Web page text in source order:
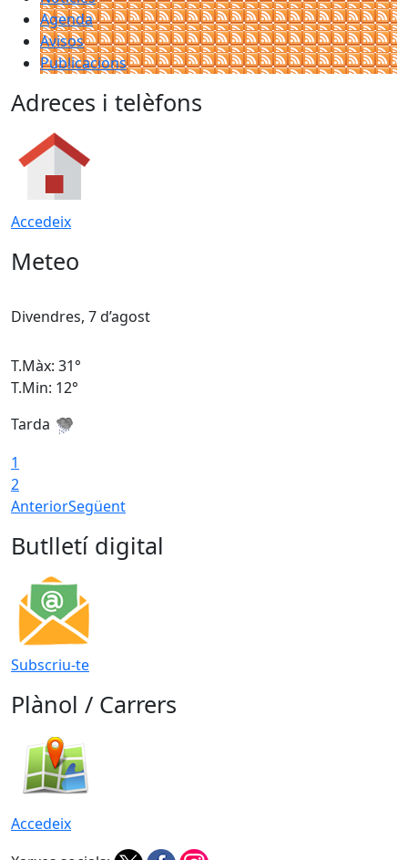
Agenda
Avisos
Publicacions
Adreces i telèfons
Accedeix
Meteo
Divendres, 7 d’agost
T.Màx: 31°
T.Min: 12°
Tarda
1
2
AnteriorSegüent
Butlletí digital
Subscriu-te
Plànol / Carrers
Accedeix